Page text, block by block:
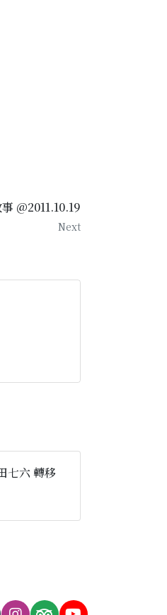
@2011.10.19
Next
七六 轉移